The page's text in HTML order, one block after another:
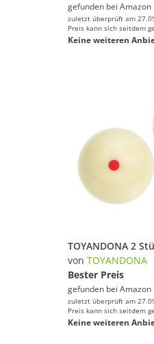
gefunden bei Amazon
zuletzt überprüft am
Preis kann sich seitdem
Keine weiteren
von TOYANDONA
Bester Preis
gefunden bei Amazon
zuletzt überprüft am
Preis kann sich seitdem
Keine weiteren